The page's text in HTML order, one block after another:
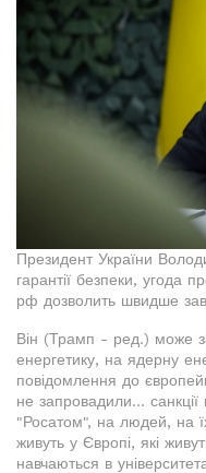
Президент України
гарантії безпеки, угода
рф дозволить швидше
Він (Трамп - ред.) може
енергетику, на ядерну
повідомлення до
не запровадили...
"Росатом", на людей, на
живуть у Європі, які
навчаються в